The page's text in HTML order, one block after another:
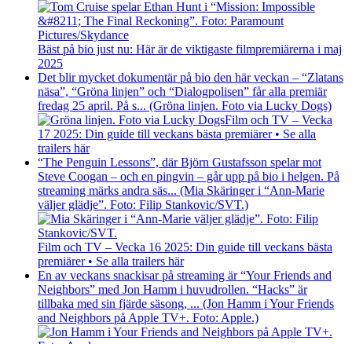
Bäst på bio just nu: Här är de viktigaste filmpremiärerna i maj
2025
Det blir mycket dokumentär på bio den här veckan – “Zlatans
näsa”, “Gröna linjen” och “Dialogpolisen” får alla premiär
fredag 25 april. På s... (Gröna linjen. Foto via Lucky Dogs)
Film och TV – Vecka
17 2025: Din guide till veckans bästa premiärer • Se alla
trailers här
“The Penguin Lessons”, där Björn Gustafsson spelar mot
Steve Coogan – och en pingvin – går upp på bio i helgen. På
streaming märks andra säs... (Mia Skäringer i “Ann-Marie
väljer glädje”. Foto: Filip Stankovic/SVT.)
Film och TV – Vecka 16 2025: Din guide till veckans bästa
premiärer • Se alla trailers här
En av veckans snackisar på streaming är “Your Friends and
Neighbors” med Jon Hamm i huvudrollen. “Hacks” är
tillbaka med sin fjärde säsong, ... (Jon Hamm i Your Friends
and Neighbors på Apple TV+. Foto: Apple.)